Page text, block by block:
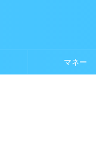
マネー